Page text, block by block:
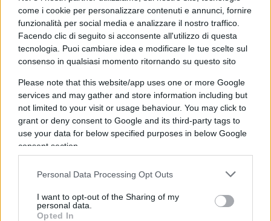
come i cookie per personalizzare contenuti e annunci, fornire
funzionalità per social media e analizzare il nostro traffico.
Facendo clic di seguito si acconsente all'utilizzo di questa
tecnologia. Puoi cambiare idea e modificare le tue scelte sul
consenso in qualsiasi momento ritornando su questo sito
Please note that this website/app uses one or more Google
services and may gather and store information including but
not limited to your visit or usage behaviour. You may click to
grant or deny consent to Google and its third-party tags to
use your data for below specified purposes in below Google
consent section.
Personal Data Processing Opt Outs
I want to opt-out of the Sharing of my
personal data.
Opted In
diNicola Porro
9 Agosto 2026, 9:55
1.9k